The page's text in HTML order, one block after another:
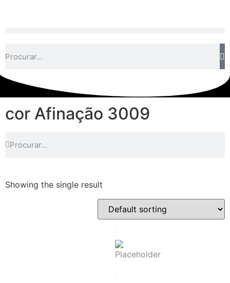
cor Afinação 3009
Showing the single result